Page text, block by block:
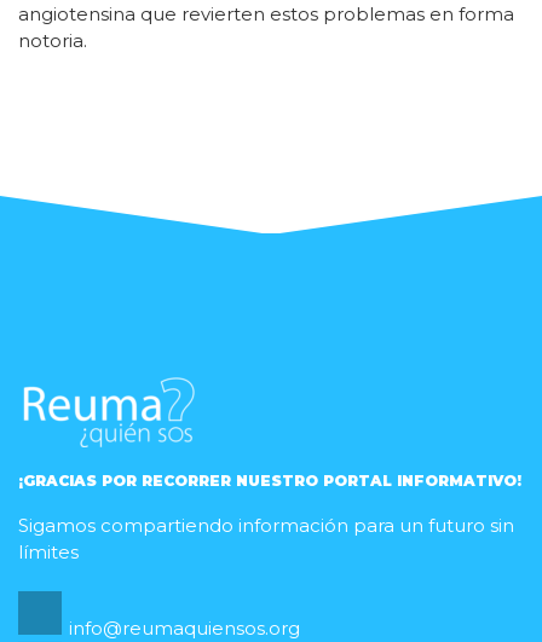
angiotensina que revierten estos problemas en forma
notoria.
¡GRACIAS POR RECORRER NUESTRO PORTAL INFORMATIVO!
Sigamos compartiendo información para un futuro sin
límites
info@reumaquiensos.org